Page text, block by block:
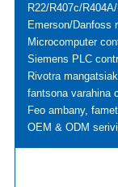
R22/R407c/
Emerson/Danfoss
Microcomputer
Siemens PLC
Rivotra
fantsona varahina
Feo ambany,
OEM & ODM